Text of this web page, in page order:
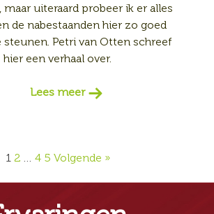
maar uiteraard probeer ik er alles
de nabestaanden hier zo goed
Petri van Otten schreef
hier een verhaal over.
Lees meer
1 2 4 5 Volgende »